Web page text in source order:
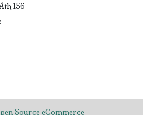
156
Source eCommerce